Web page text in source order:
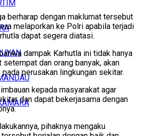
berharap dengan maklumat tersebut
melaporkan ke Polri apabila terjadi
dapat segera diatasi.
dampak Karhutla ini tidak hanya
dan orang banyak, akan
perusakan lingkungan sekitar.
kepada masyarakat agar
dan dapat bekerjasama dengan
pihaknya mengaku